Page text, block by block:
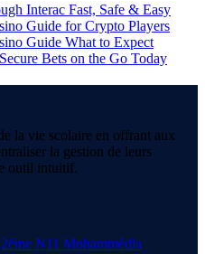
Interac Fast, Safe & Easy
Guide for Crypto Players
Guide What to Expect
Bets on the Go Today
la vie scolaire en offrant aux
la gestion de leurs
outil intuitif.
N11 Mohammédia